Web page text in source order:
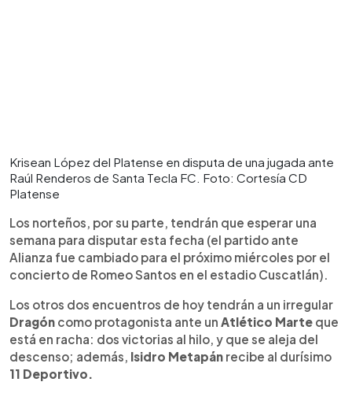
Krisean López del Platense en disputa de una jugada ante
Raúl Renderos de Santa Tecla FC. Foto: Cortesía CD
Platense
Los norteños, por su parte, tendrán que esperar una
semana para disputar esta fecha (el partido ante
Alianza fue cambiado para el próximo miércoles por el
concierto de Romeo Santos en el estadio Cuscatlán).
Los otros dos encuentros de hoy tendrán a un irregular
Dragón como protagonista ante un Atlético Marte que
está en racha: dos victorias al hilo, y que se aleja del
descenso; además, Isidro Metapán recibe al durísimo
11 Deportivo.